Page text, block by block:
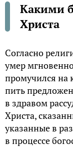
Какими
Христа
Согласно
умер
промучился на
пить
в здравом
Христа,
указанные в
в процессе